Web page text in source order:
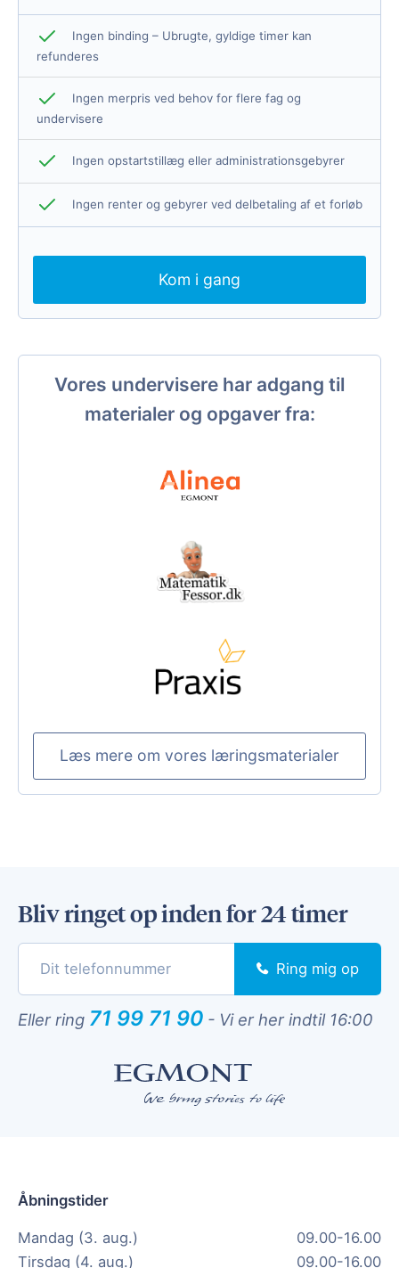
Ingen binding – Ubrugte, gyldige timer kan
refunderes
Ingen merpris ved behov for flere fag og
undervisere
Ingen opstartstillæg eller administrationsgebyrer
Ingen renter og gebyrer ved delbetaling af et forløb
Kom i gang
Vores undervisere har adgang til
materialer og opgaver fra:
Læs mere om vores læringsmaterialer
Bliv ringet op inden for 24 timer
Ring mig op
Eller ring 71 99 71 90 - Vi er her indtil 16:00
Åbningstider
Mandag (3. aug.)
09.00-16.00
Tirsdag (4. aug.)
09.00-16.00